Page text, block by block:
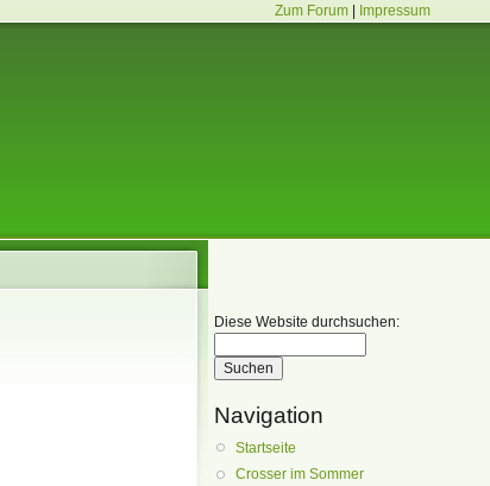
Zum Forum Impressum
Diese Website durchsuchen:
Navigation
Startseite
Crosser im Sommer